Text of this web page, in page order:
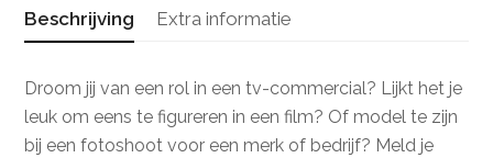
Beschrijving Extra informatie
Droom jij van een rol in een tv-commercial? Lijkt het je
leuk om eens te figureren in een film? Of model te zijn
bij een fotoshoot voor een merk of bedrijf? Meld je